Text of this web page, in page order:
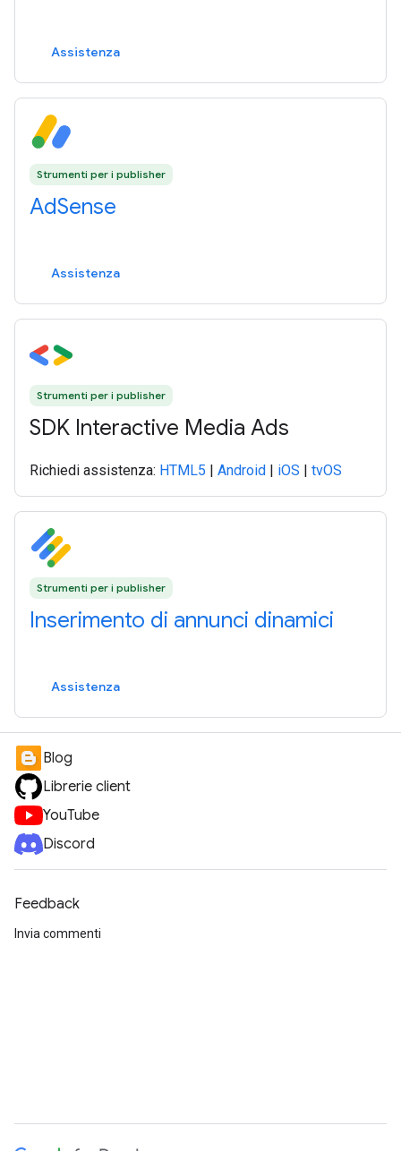
Assistenza
Strumenti per i publisher
AdSense
Assistenza
Strumenti per i publisher
SDK Interactive Media Ads
Richiedi assistenza: HTML5 | Android | iOS | tvOS
Strumenti per i publisher
Inserimento di annunci dinamici
Assistenza
Blog
Librerie client
YouTube
Discord
Feedback
Invia commenti